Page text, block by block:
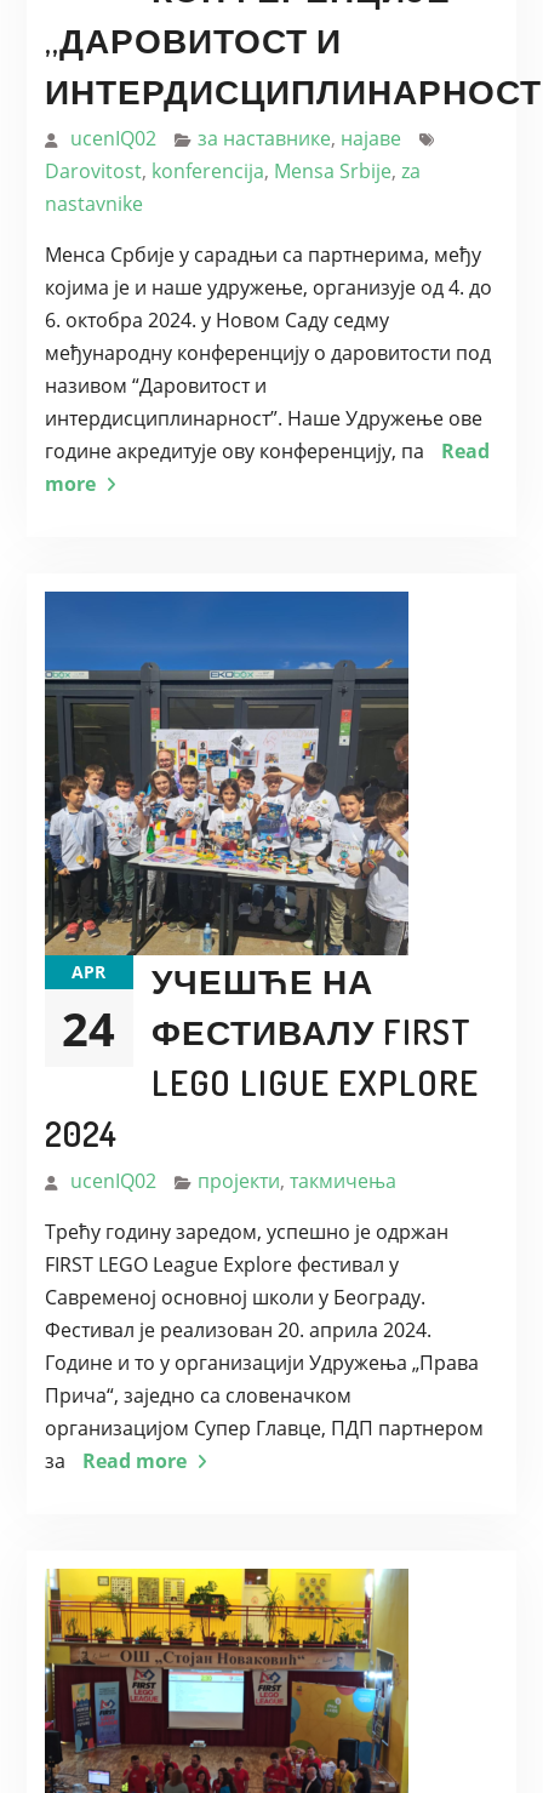
,,ДАРОВИТОСТ И
ucenIQ02 за наставнике, најаве
Darovitost, konferencija, Mensa Srbije, za
nastavnike
Менса Србије у сарадњи са партнерима, међу
којима је и наше удружење, организује од 4. до
6. октобра 2024. у Новом Саду седму
међународну конференцију о даровитости под
називом “Даровитост и
интердисциплинарност”. Наше Удружење ове
године акредитује ову конференцију, па
Read
more
APR
24
УЧЕШЋЕ НА
ФЕСТИВАЛУ FIRST
LEGO LIGUE EXPLORE
2024
ucenIQ02 пројекти, такмичења
Трећу годину заредом, успешно је одржан
FIRST LEGO League Explore фестивал у
Савременој основној школи у Београду.
Фестивал је реализован 20. априла 2024.
Године и то у организацији Удружења „Права
Прича“, заједно са словеначком
организацијом Супер Главце, ПДП партнером
за
Read more